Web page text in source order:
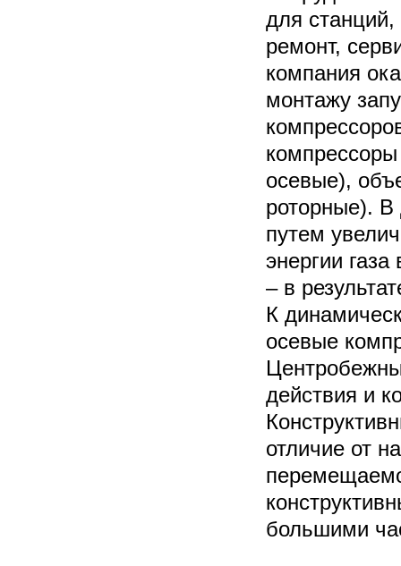
для
ремонт,
компания
монтажу
осевые),
роторные). В
путем
энергии
– в
К
осевые
действия и
отличие от
большими